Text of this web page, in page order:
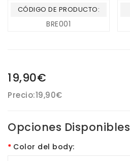
CÓDIGO DE PRODUCTO:
BRE001
19,90€
Precio:19,90€
Opciones Disponibles
Color del body: